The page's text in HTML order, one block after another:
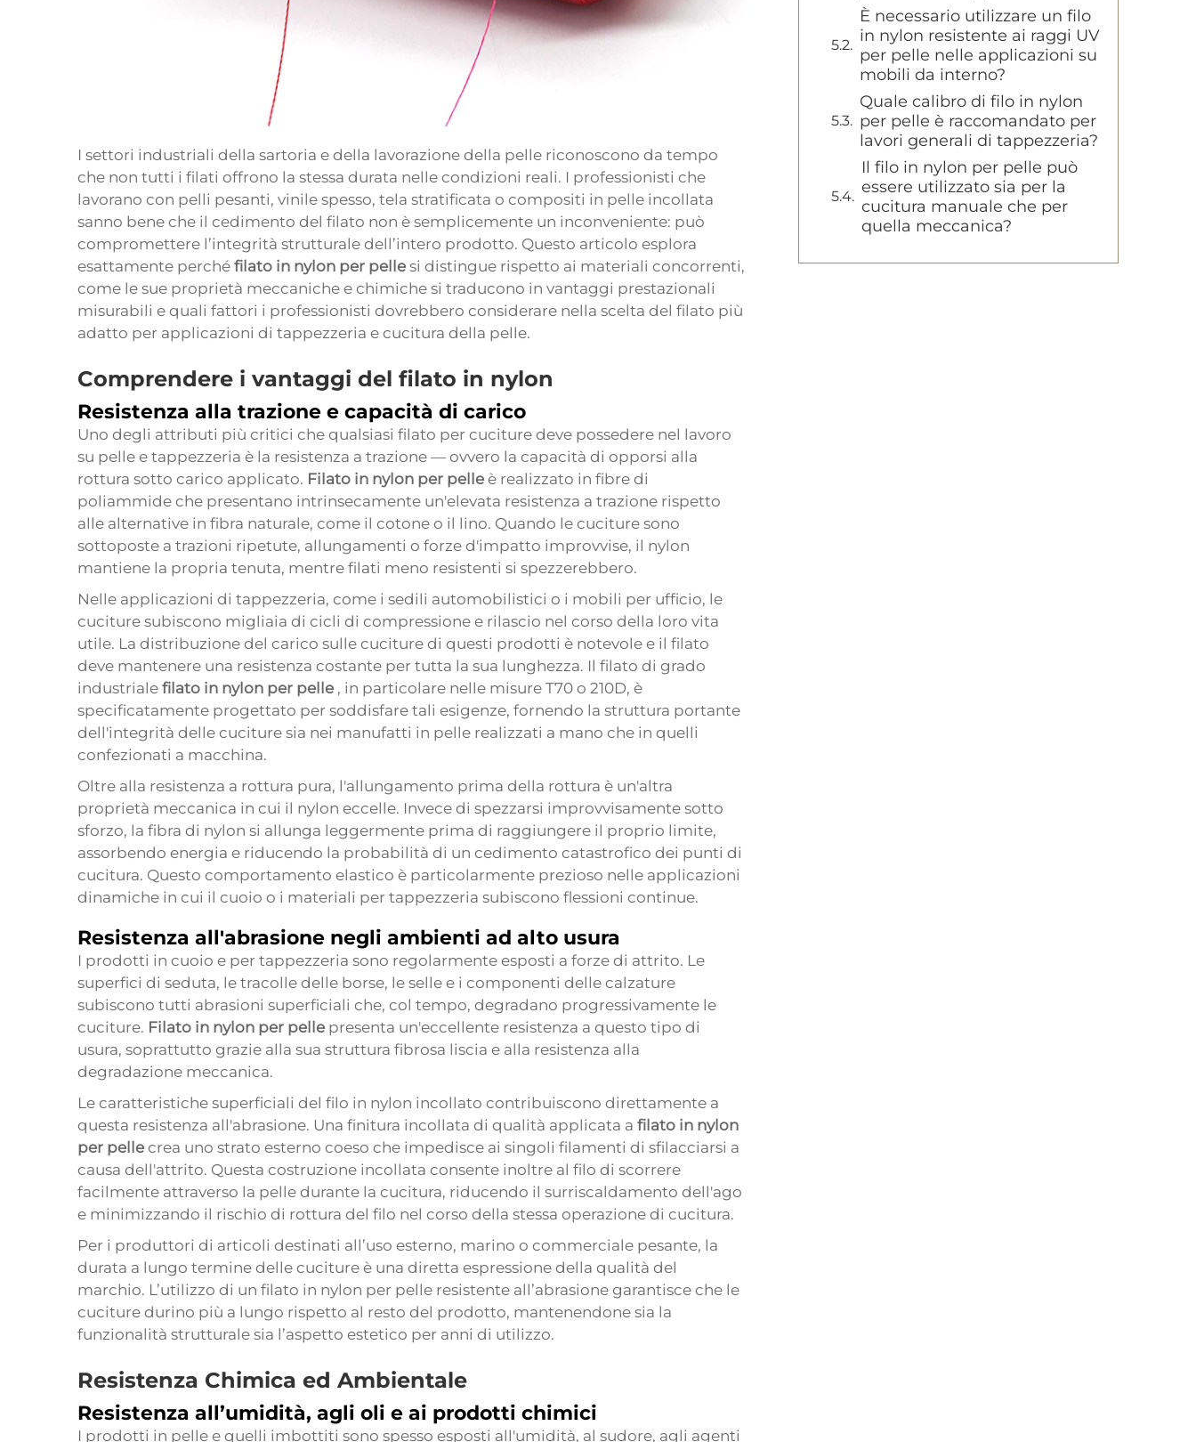
I settori industriali della sartoria e della lavorazione della pelle riconoscono da tempo
che non tutti i filati offrono la stessa durata nelle condizioni reali. I professionisti che
lavorano con pelli pesanti, vinile spesso, tela stratificata o compositi in pelle incollata
sanno bene che il cedimento del filato non è semplicemente un inconveniente: può
compromettere l’integrità strutturale dell’intero prodotto. Questo articolo esplora
esattamente perché filato in nylon per pelle si distingue rispetto ai materiali concorrenti,
come le sue proprietà meccaniche e chimiche si traducono in vantaggi prestazionali
misurabili e quali fattori i professionisti dovrebbero considerare nella scelta del filato più
adatto per applicazioni di tappezzeria e cucitura della pelle.
Comprendere i vantaggi del filato in nylon
Resistenza alla trazione e capacità di carico
Uno degli attributi più critici che qualsiasi filato per cuciture deve possedere nel lavoro
su pelle e tappezzeria è la resistenza a trazione — ovvero la capacità di opporsi alla
rottura sotto carico applicato. Filato in nylon per pelle è realizzato in fibre di
poliammide che presentano intrinsecamente un'elevata resistenza a trazione rispetto
alle alternative in fibra naturale, come il cotone o il lino. Quando le cuciture sono
sottoposte a trazioni ripetute, allungamenti o forze d'impatto improvvise, il nylon
mantiene la propria tenuta, mentre filati meno resistenti si spezzerebbero.
Nelle applicazioni di tappezzeria, come i sedili automobilistici o i mobili per ufficio, le
cuciture subiscono migliaia di cicli di compressione e rilascio nel corso della loro vita
utile. La distribuzione del carico sulle cuciture di questi prodotti è notevole e il filato
deve mantenere una resistenza costante per tutta la sua lunghezza. Il filato di grado
industriale filato in nylon per pelle , in particolare nelle misure T70 o 210D, è
specificatamente progettato per soddisfare tali esigenze, fornendo la struttura portante
dell'integrità delle cuciture sia nei manufatti in pelle realizzati a mano che in quelli
confezionati a macchina.
Oltre alla resistenza a rottura pura, l'allungamento prima della rottura è un'altra
proprietà meccanica in cui il nylon eccelle. Invece di spezzarsi improvvisamente sotto
sforzo, la fibra di nylon si allunga leggermente prima di raggiungere il proprio limite,
assorbendo energia e riducendo la probabilità di un cedimento catastrofico dei punti di
cucitura. Questo comportamento elastico è particolarmente prezioso nelle applicazioni
dinamiche in cui il cuoio o i materiali per tappezzeria subiscono flessioni continue.
Resistenza all'abrasione negli ambienti ad alto usura
I prodotti in cuoio e per tappezzeria sono regolarmente esposti a forze di attrito. Le
superfici di seduta, le tracolle delle borse, le selle e i componenti delle calzature
subiscono tutti abrasioni superficiali che, col tempo, degradano progressivamente le
cuciture. Filato in nylon per pelle presenta un'eccellente resistenza a questo tipo di
usura, soprattutto grazie alla sua struttura fibrosa liscia e alla resistenza alla
degradazione meccanica.
Le caratteristiche superficiali del filo in nylon incollato contribuiscono direttamente a
questa resistenza all'abrasione. Una finitura incollata di qualità applicata a filato in nylon
per pelle crea uno strato esterno coeso che impedisce ai singoli filamenti di sfilacciarsi a
causa dell'attrito. Questa costruzione incollata consente inoltre al filo di scorrere
facilmente attraverso la pelle durante la cucitura, riducendo il surriscaldamento dell'ago
e minimizzando il rischio di rottura del filo nel corso della stessa operazione di cucitura.
Per i produttori di articoli destinati all’uso esterno, marino o commerciale pesante, la
durata a lungo termine delle cuciture è una diretta espressione della qualità del
marchio. L’utilizzo di un filato in nylon per pelle resistente all’abrasione garantisce che le
cuciture durino più a lungo rispetto al resto del prodotto, mantenendone sia la
funzionalità strutturale sia l’aspetto estetico per anni di utilizzo.
Resistenza Chimica ed Ambientale
Resistenza all’umidità, agli oli e ai prodotti chimici
I prodotti in pelle e quelli imbottiti sono spesso esposti all'umidità, al sudore, agli agenti
È necessario utilizzare un filo
in nylon resistente ai raggi UV
per pelle nelle applicazioni su
mobili da interno?
Quale calibro di filo in nylon
per pelle è raccomandato per
lavori generali di tappezzeria?
Il filo in nylon per pelle può
essere utilizzato sia per la
cucitura manuale che per
quella meccanica?